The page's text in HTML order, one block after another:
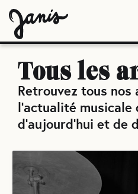
Tous les
Retrouvez tous
l'actualité musicale
d'aujourd'hui et de